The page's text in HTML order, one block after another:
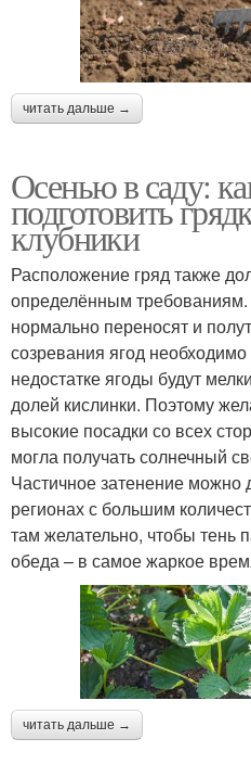
читать дальше →
Осенью в саду:
подготовить
клубники
Расположение гряд также
определённым требованиям.
нормально переносят и
созревания ягод
недостатке ягоды будут
долей кислинки. Поэтому
высокие посадки со всех
могла получать солнечный
Частичное затенение можно
регионах с большим
там желательно, чтобы тень
обеда – в самое жаркое
читать дальше →